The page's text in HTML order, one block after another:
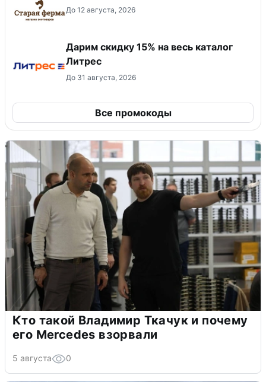
До 12 августа, 2026
Дарим скидку 15% на весь каталог
Литрес
До 31 августа, 2026
Все промокоды
Кто такой Владимир Ткачук и почему
его Mercedes взорвали
5 августа 0